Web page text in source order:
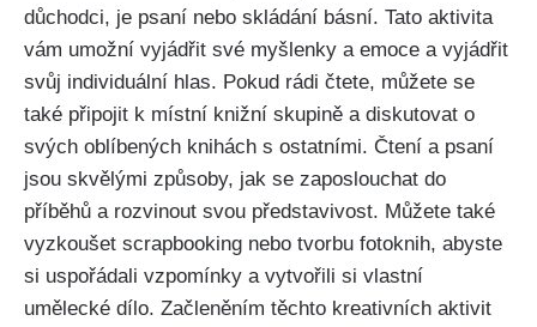
důchodci, je ⁤psaní nebo skládání básní. Tato aktivita
vám umožní vyjádřit své‌ myšlenky a‌ emoce a vyjádřit
svůj individuální hlas. Pokud rádi⁤ čtete,​ můžete se‌
také připojit k místní knižní⁣ skupině a diskutovat o⁣
svých oblíbených‍ knihách s ostatními. Čtení a psaní
jsou skvělými způsoby, jak se‍ zaposlouchat⁣ do
příběhů a ⁢rozvinout svou představivost. Můžete také
vyzkoušet scrapbooking nebo tvorbu fotoknih, abyste⁤
si uspořádali vzpomínky a vytvořili si vlastní
umělecké dílo. Začleněním těchto kreativních ⁣aktivit⁤